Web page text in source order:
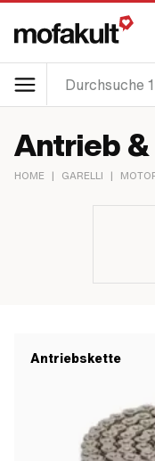
Antrieb
HOME | GARELLI |
Antriebskette